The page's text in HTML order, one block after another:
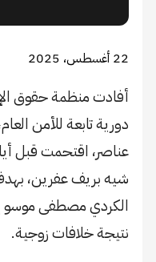
22 أغسطس، 2025
أفادت منظمة حقوق
دورية تابعة للأمن
عناصر، اقتحمت قبل
شيه بريف عفرين،
الكردي مصطفى موسو
نتيجة خلافات زوجية.